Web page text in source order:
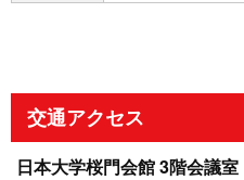
交通アクセス
日本大学桜門会館 3階会議室